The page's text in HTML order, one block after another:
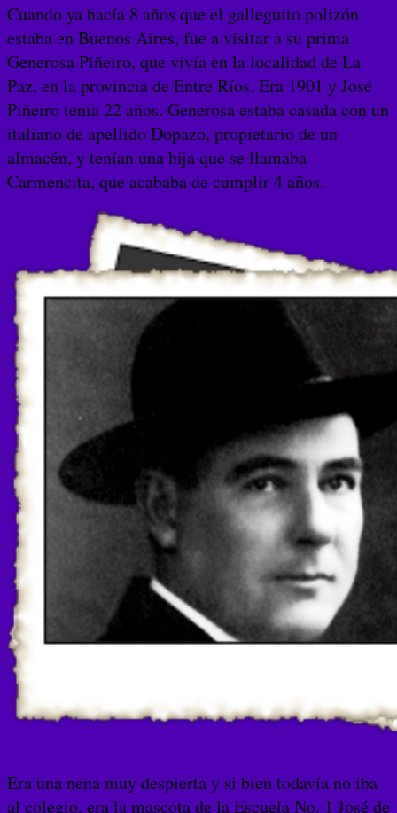
Cuando ya hacía 8 años que el galleguito polizón
estaba en Buenos Aires, fue a visitar a su prima
Generosa Piñeiro, que vivía en la localidad de La
Paz, en la provincia de Entre Ríos. Era 1901 y José
Piñeiro tenía 22 años. Generosa estaba casada con un
italiano de apellido Dopazo, propietario de un
almacén, y tenían una hija que se llamaba
Carmencita, que acababa de cumplir 4 años.
Era una nena muy despierta y si bien todavía no iba
al colegio, era la mascota de la Escuela No. 1 José de